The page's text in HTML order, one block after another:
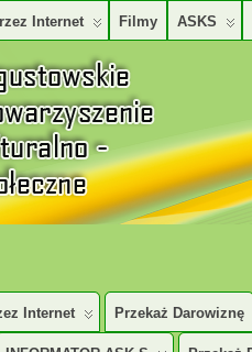
Internet Filmy ASKS
KULTURALNO – SPOŁECZNE
Internet Przekaż Darowiznę